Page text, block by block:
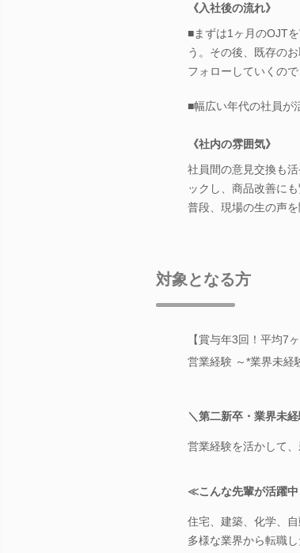
《入社後の流れ》
■まずは1ヶ月のOJT
う。その後、既存の
フォローしていくの
■幅広い年代の社員が
《社内の雰囲気》
社員間の意見交換も
ックし、商品改善にも
普段、現場の生の声
対象となる方
【賞与年3回！平均7
営業経験 ～*業界未経
＼第二新卒・業界未
営業経験を活かして
≪こんな先輩が活躍
住宅、建築、化学、
多様な業界から転職